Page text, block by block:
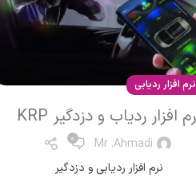
نرم افزار ردیابی
نرم افزار ردیابی کارمندان
King
Mr .Ahmadi